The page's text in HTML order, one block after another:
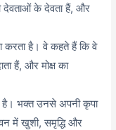
देवताओं के देवता हैं, और
करता है। वे कहते हैं कि वे
हैं, और मोक्ष का
है। भक्त उनसे अपनी कृपा
में खुशी, समृद्धि और